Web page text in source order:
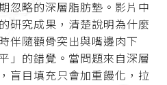
忽略的深層脂肪墊。影片中
研究成果，清楚說明為什麼
伴隨顴骨突出與嘴邊肉下
」的錯覺。當問題來自深層
盲目填充只會加重饅化，拉